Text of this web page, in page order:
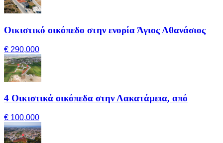
Οικιστικό οικόπεδο στην ενορία Άγιος Αθανάσιος
€ 290,000
4 Οικιστικά οικόπεδα στην Λακατάμεια, από
€ 100,000